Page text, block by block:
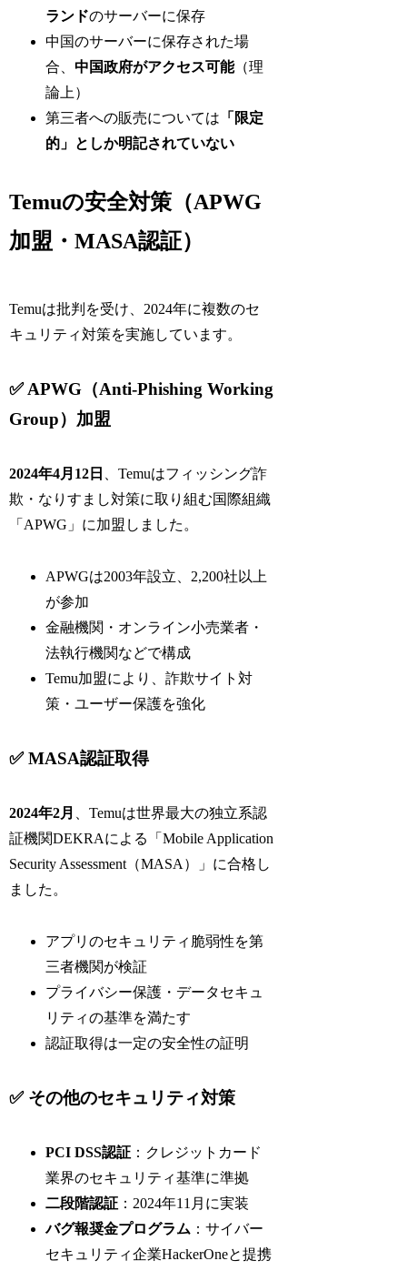
ランドのサーバーに保存
中国のサーバーに保存された場
合、中国政府がアクセス可能（理
論上）
第三者への販売については 「限定
的」としか明記されていない
Temuの安全対策（APWG
加盟・MASA認証）
Temuは批判を受け、2024年に複数のセ
キュリティ対策を実施しています。
✅ APWG（Anti-Phishing Working
Group）加盟
2024年4月12日
、Temuはフィッシング詐
欺・なりすまし対策に取り組む国際組織
「APWG」に加盟しました。
APWGは2003年設立、2,200社以上
が参加
金融機関・オンライン小売業者・
法執行機関などで構成
Temu加盟により、詐欺サイト対
策・ユーザー保護を強化
✅ MASA認証取得
2024年2月
、Temuは世界最大の独立系認
証機関DEKRAによる「Mobile Application
Security Assessment（MASA）」に合格し
ました。
アプリのセキュリティ脆弱性を第
三者機関が検証
プライバシー保護・データセキュ
リティの基準を満たす
認証取得は一定の安全性の証明
✅ その他のセキュリティ対策
PCI DSS認証 ：クレジットカード
業界のセキュリティ基準に準拠
二段階認証 ：2024年11月に実装
バグ報奨金プログラム ：サイバー
セキュリティ企業HackerOneと提携